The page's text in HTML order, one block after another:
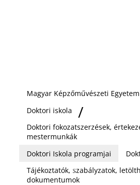
Magyar Képzőművészeti Egyetem
Doktori iskola
Doktori fokozatszerzések,
mestermunkák
Doktori Iskola programjai
Tájékoztatók, szabályzatok,
dokumentumok